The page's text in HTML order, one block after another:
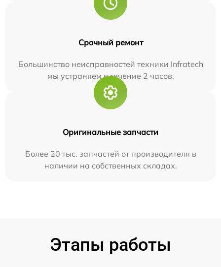
Срочный ремонт
Большинство неисправностей техники Infratech
мы устраняем в течение 2 часов.
Оригинальные запчасти
Более 20 тыс. запчастей от производителя в
наличии на собственных складах.
Этапы работы